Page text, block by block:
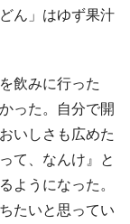
ん」はゆず果汁
飲みに行った
った。自分で開
いしさも広めた
て、なんけ』と
ようになった。
たいと思ってい